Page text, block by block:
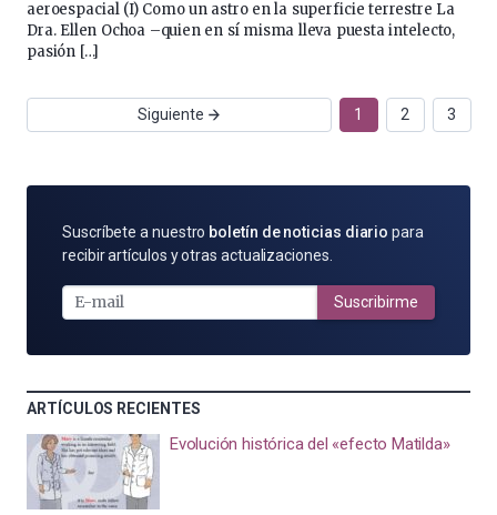
aeroespacial (I) Como un astro en la superficie terrestre La
Dra. Ellen Ochoa –quien en sí misma lleva puesta intelecto,
pasión […]
Siguiente 1 2 3
SUSCRÍBETE
POR
MAIL
Suscríbete a nuestro boletín de noticias diario para
recibir artículos y otras actualizaciones.
Suscribirme
ARTÍCULOS RECIENTES
Evolución histórica del «efecto Matilda»